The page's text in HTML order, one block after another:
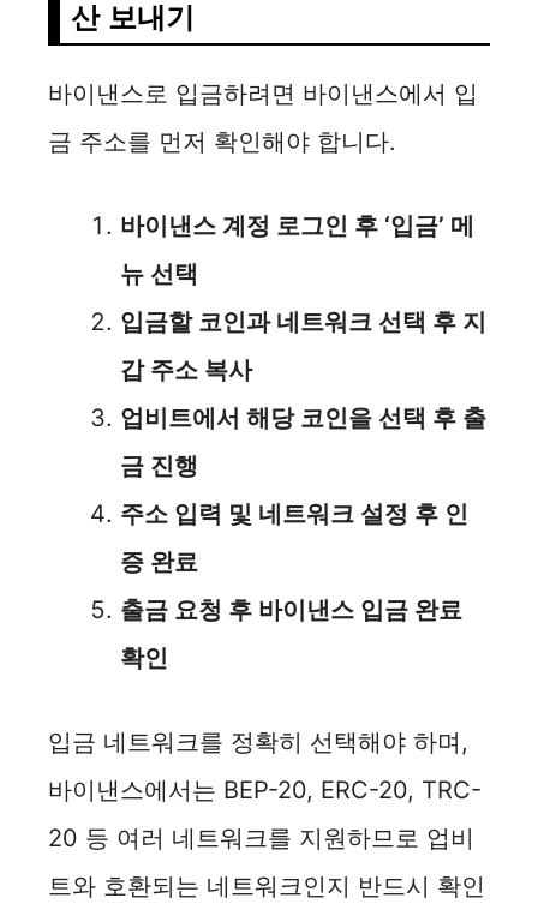
산 보내기
바이낸스로 입금하려면 바이낸스에서 입
금 주소를 먼저 확인해야 합니다.
바이낸스 계정 로그인 후 ‘입금’ 메
뉴 선택
입금할 코인과 네트워크 선택 후 지
갑 주소 복사
업비트에서 해당 코인을 선택 후 출
금 진행
주소 입력 및 네트워크 설정 후 인
증 완료
출금 요청 후 바이낸스 입금 완료
확인
입금 네트워크를 정확히 선택해야 하며,
바이낸스에서는 BEP-20, ERC-20, TRC-
20 등 여러 네트워크를 지원하므로 업비
트와 호환되는 네트워크인지 반드시 확인